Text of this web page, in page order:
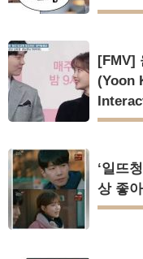
[FMV]
(Yoon
‘일뜨
상 좋